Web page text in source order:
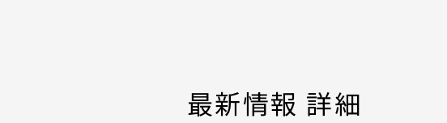
最新情報 詳細